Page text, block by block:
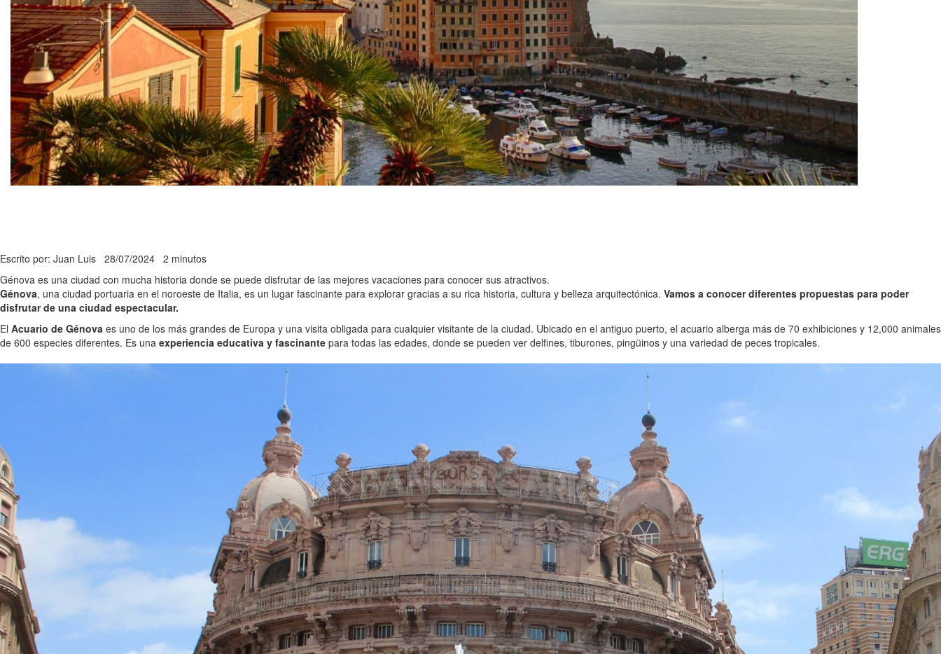
Escrito por: Juan Luis 28/07/2024 2 minutos
Génova es una ciudad con mucha historia donde se puede disfrutar de las mejores vacaciones para conocer sus atractivos.
Génova, una ciudad portuaria en el noroeste de Italia, es un lugar fascinante para explorar gracias a su rica historia, cultura y belleza arquitectónica. Vamos a conocer diferentes propuestas para poder
disfrutar de una ciudad espectacular.
El Acuario de Génova es uno de los más grandes de Europa y una visita obligada para cualquier visitante de la ciudad. Ubicado en el antiguo puerto, el acuario alberga más de 70 exhibiciones y 12,000 animales
de 600 especies diferentes. Es una experiencia educativa y fascinante para todas las edades, donde se pueden ver delfines, tiburones, pingüinos y una variedad de peces tropicales.